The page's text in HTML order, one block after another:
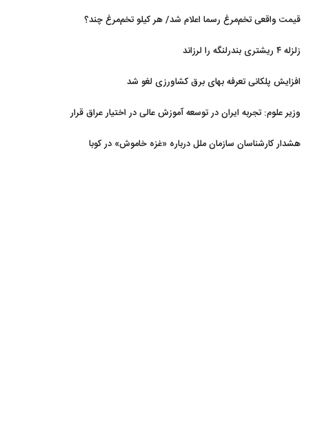
قیمت واقعی تخم‌مرغ رسما اعلام شد/ هر کیلو تخم‌مرغ چند؟
زلزله ۴ ریشتری بندرلنگه را لرزاند
افزایش پلکانی تعرفه بهای برق کشاورزی لغو شد
وزیر علوم: تجربه ایران در توسعه آموزش عالی در اختیار عراق قرار
هشدار کارشناسان سازمان ملل درباره «غزه‌ خاموش» در کوبا